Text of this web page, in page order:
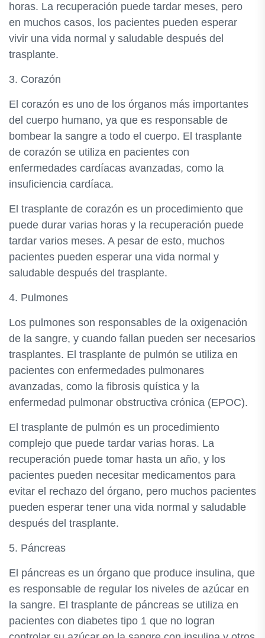
horas. La recuperación puede tardar meses, pero
en muchos casos, los pacientes pueden esperar
vivir una vida normal y saludable después del
trasplante.
3. Corazón
El corazón es uno de los órganos más importantes
del cuerpo humano, ya que es responsable de
bombear la sangre a todo el cuerpo. El trasplante
de corazón se utiliza en pacientes con
enfermedades cardíacas avanzadas, como la
insuficiencia cardíaca.
El trasplante de corazón es un procedimiento que
puede durar varias horas y la recuperación puede
tardar varios meses. A pesar de esto, muchos
pacientes pueden esperar una vida normal y
saludable después del trasplante.
4. Pulmones
Los pulmones son responsables de la oxigenación
de la sangre, y cuando fallan pueden ser necesarios
trasplantes. El trasplante de pulmón se utiliza en
pacientes con enfermedades pulmonares
avanzadas, como la fibrosis quística y la
enfermedad pulmonar obstructiva crónica (EPOC).
El trasplante de pulmón es un procedimiento
complejo que puede tardar varias horas. La
recuperación puede tomar hasta un año, y los
pacientes pueden necesitar medicamentos para
evitar el rechazo del órgano, pero muchos pacientes
pueden esperar tener una vida normal y saludable
después del trasplante.
5. Páncreas
El páncreas es un órgano que produce insulina, que
es responsable de regular los niveles de azúcar en
la sangre. El trasplante de páncreas se utiliza en
pacientes con diabetes tipo 1 que no logran